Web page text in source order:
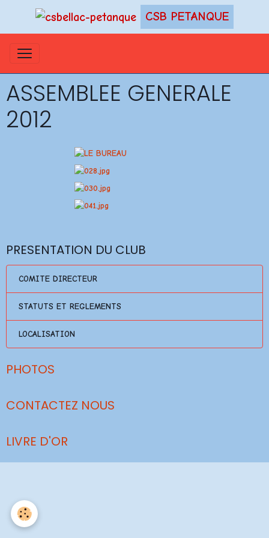
CSB PETANQUE
ASSEMBLEE GENERALE
2012
PRESENTATION DU CLUB
COMITE DIRECTEUR
STATUTS ET REGLEMENTS
LOCALISATION
PHOTOS
CONTACTEZ NOUS
LIVRE D'OR